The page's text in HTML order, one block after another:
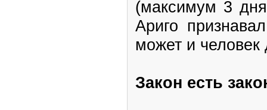
(максимум 3
Ариго
может и человек
Закон есть